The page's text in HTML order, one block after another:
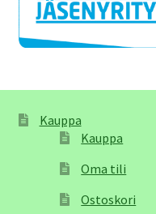
Kauppa
Kauppa
Oma tili
Ostoskori